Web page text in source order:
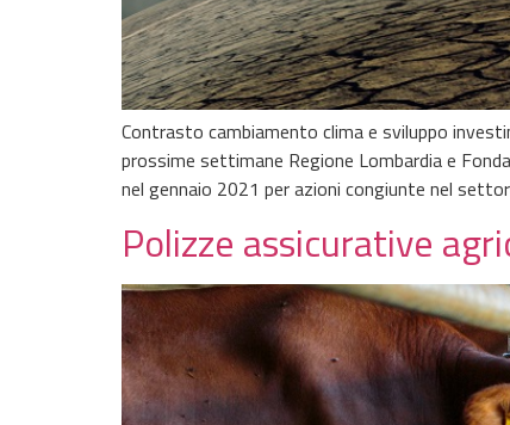
Contrasto cambiamento clima e sviluppo
prossime settimane Regione Lombardia e
nel gennaio 2021 per azioni congiunte nel
Polizze assicurative